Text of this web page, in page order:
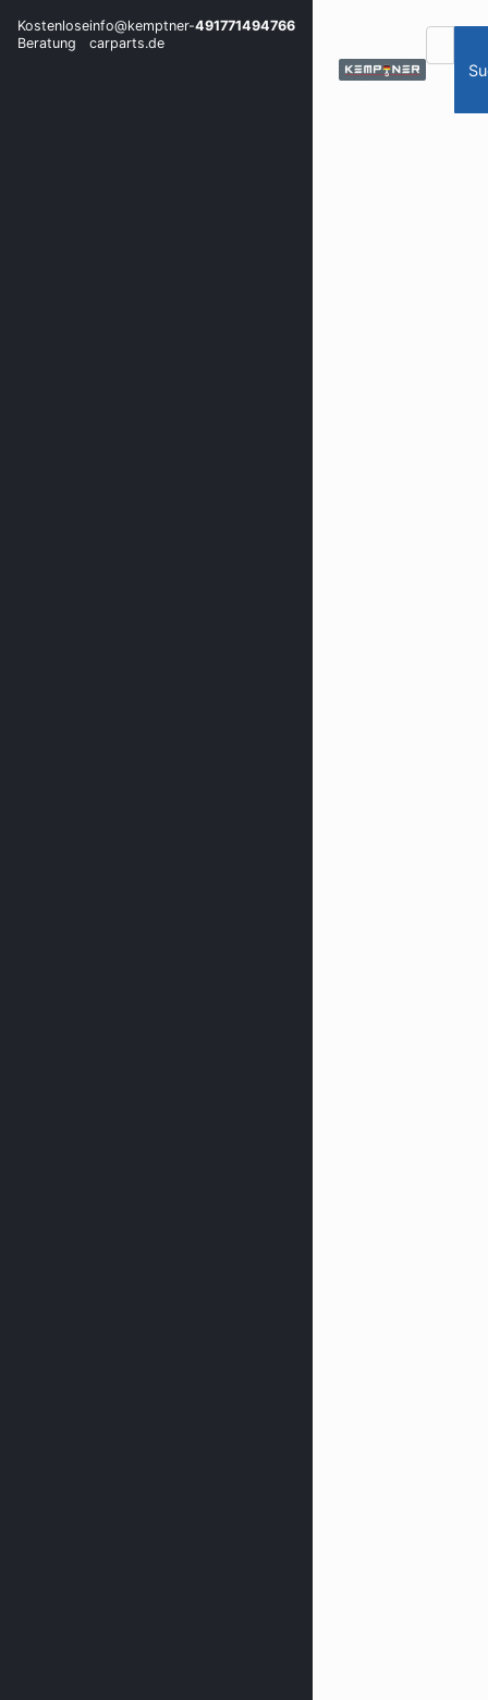
Kostenlose
Beratung
info@kemptner-
carparts.de
491771494766